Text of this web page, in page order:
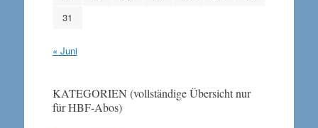
31
« Juni
KATEGORIEN (vollständige Übersicht nur
für HBF-Abos)